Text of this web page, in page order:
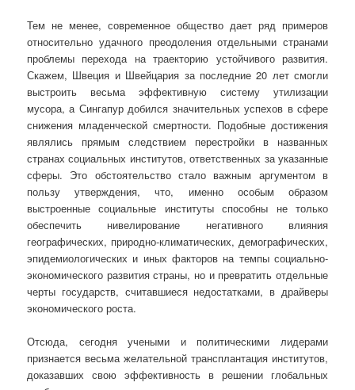
Тем не менее, современное общество дает ряд примеров
относительно удачного преодоления отдельными странами
проблемы перехода на траекторию устойчивого развития.
Скажем, Швеция и Швейцария за последние 20 лет смогли
выстроить весьма эффективную систему утилизации
мусора, а Сингапур добился значительных успехов в сфере
снижения младенческой смертности. Подобные достижения
являлись прямым следствием перестройки в названных
странах социальных институтов, ответственных за указанные
сферы. Это обстоятельство стало важным аргументом в
пользу утверждения, что, именно особым образом
выстроенные социальные институты способны не только
обеспечить нивелирование негативного влияния
географических, природно-климатических, демографических,
эпидемиологических и иных факторов на темпы социально-
экономического развития страны, но и превратить отдельные
черты государств, считавшиеся недостатками, в драйверы
экономического роста.
Отсюда, сегодня учеными и политическими лидерами
признается весьма желательной трансплантация институтов,
доказавших свою эффективность в решении глобальных